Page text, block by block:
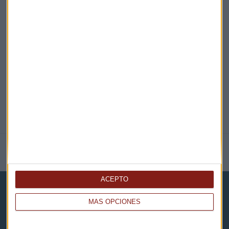
MÁS OPCIONES
ACEPTO
NOTICIAS RELACIONADAS